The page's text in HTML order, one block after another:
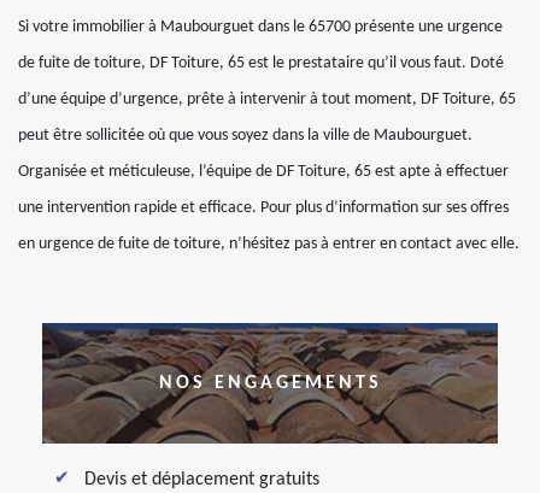
Si votre immobilier à Maubourguet dans le 65700 présente une urgence
de fuite de toiture, DF Toiture, 65 est le prestataire qu’il vous faut. Doté
d’une équipe d’urgence, prête à intervenir à tout moment, DF Toiture, 65
peut être sollicitée où que vous soyez dans la ville de Maubourguet.
Organisée et méticuleuse, l’équipe de DF Toiture, 65 est apte à effectuer
une intervention rapide et efficace. Pour plus d’information sur ses offres
en urgence de fuite de toiture, n’hésitez pas à entrer en contact avec elle.
NOS ENGAGEMENTS
Devis et déplacement gratuits